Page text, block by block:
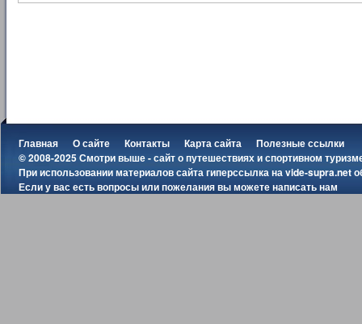
Главная О сайте Контакты Карта сайта
Полезные ссылки
© 2008-2025 Смотри выше - сайт о путешествиях и спортивном
При использовании материалов сайта гиперссылка наvide-supra.net
Если у вас есть вопросы или пожелания вы можетенаписать нам